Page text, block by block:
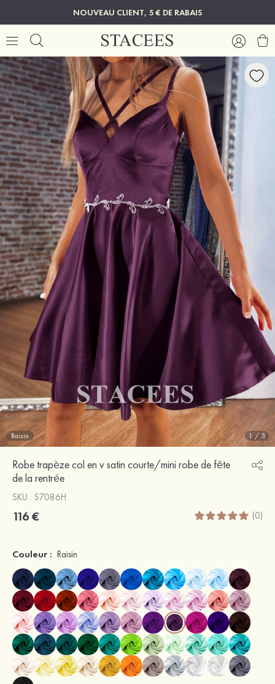
NOUVEAU CLIENT, 5 € DE RABAIS
Raisin 1 / 3
Robe trapèze col en v satin courte/mini robe de fête
de la rentrée
SKU : S7086H
116 € (0)
Couleur : Raisin